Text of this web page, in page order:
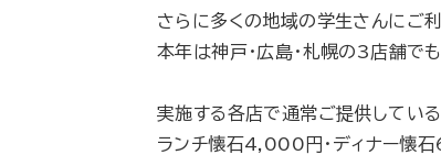
さらに多くの地域の学生さんにご
本年は神戸・広島・札幌の3店舗で
実施する各店で通常ご提供してい
ランチ懐石4,000円・ディナー懐石